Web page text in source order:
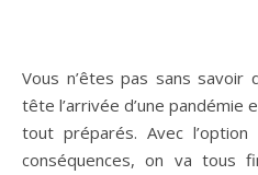
Vous n’êtes pas sans savoir
tête l’arrivée d’une pandémie
tout préparés. Avec
conséquences, on va tous